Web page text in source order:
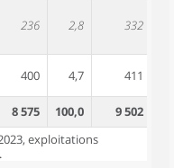
236 2,8 332
400 4,7 411
8 575 100,0 9 502
exploitations